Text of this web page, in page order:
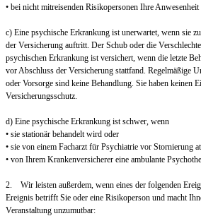
• bei nicht mitreisenden Risikopersonen Ihre
c) Eine psychische Erkrankung ist unerwartet, wenn sie
der Versicherung auftritt. Der Schub oder die
psychischen Erkrankung ist versichert, wenn die letzte
vor Abschluss der Versicherung stattfand. Regelmäßige
oder Vorsorge sind keine Behandlung. Sie haben keinen
Versicherungsschutz.
d) Eine psychische Erkrankung ist schwer, wenn
• sie stationär behandelt wird oder
• sie von einem Facharzt für Psychiatrie vor Stornierung
• von Ihrem Krankenversicherer eine ambulante
2. Wir leisten außerdem, wenn eines der folgenden
Ereignis betrifft Sie oder eine Risikoperson und macht
Veranstaltung unzumutbar: